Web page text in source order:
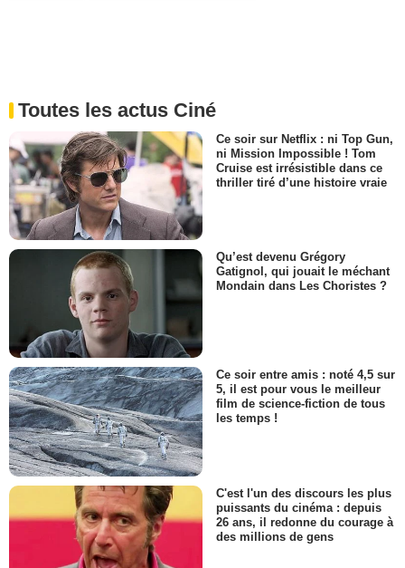
Toutes les actus Ciné
Ce soir sur Netflix : ni Top Gun,
ni Mission Impossible ! Tom
Cruise est irrésistible dans ce
thriller tiré d’une histoire vraie
Qu’est devenu Grégory
Gatignol, qui jouait le méchant
Mondain dans Les Choristes ?
Ce soir entre amis : noté 4,5 sur
5, il est pour vous le meilleur
film de science-fiction de tous
les temps !
C'est l'un des discours les plus
puissants du cinéma : depuis
26 ans, il redonne du courage à
des millions de gens